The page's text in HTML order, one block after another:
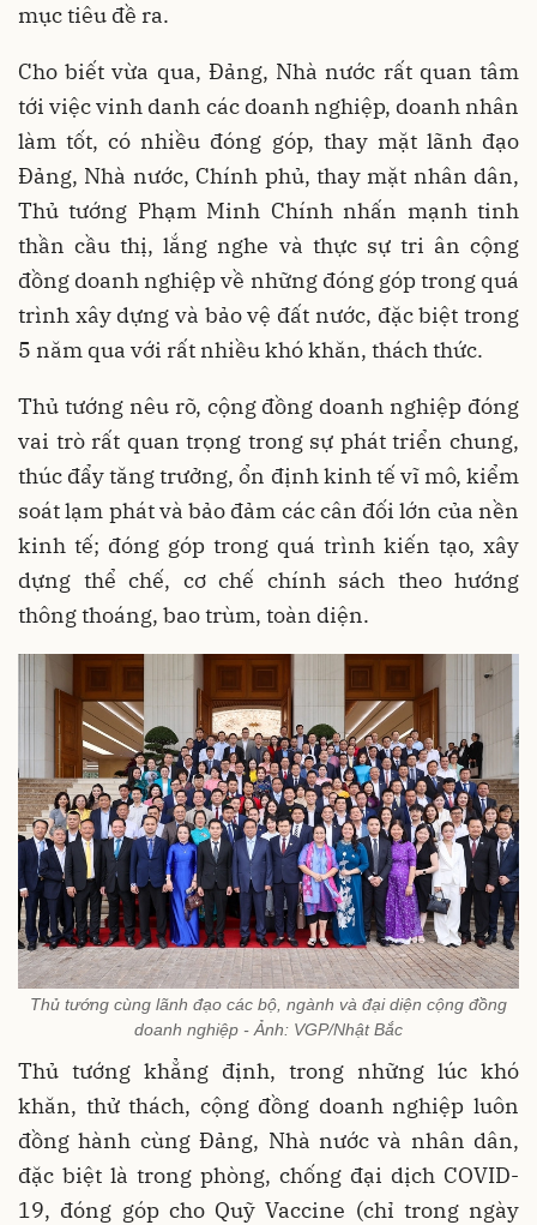
mục tiêu đề ra.
Cho biết vừa qua, Đảng, Nhà nước rất quan tâm
tới việc vinh danh các doanh nghiệp, doanh nhân
làm tốt, có nhiều đóng góp, thay mặt lãnh đạo
Đảng, Nhà nước, Chính phủ, thay mặt nhân dân,
Thủ tướng Phạm Minh Chính nhấn mạnh tinh
thần cầu thị, lắng nghe và thực sự tri ân cộng
đồng doanh nghiệp về những đóng góp trong quá
trình xây dựng và bảo vệ đất nước, đặc biệt trong
5 năm qua với rất nhiều khó khăn, thách thức.
Thủ tướng nêu rõ, cộng đồng doanh nghiệp đóng
vai trò rất quan trọng trong sự phát triển chung,
thúc đẩy tăng trưởng, ổn định kinh tế vĩ mô, kiểm
soát lạm phát và bảo đảm các cân đối lớn của nền
kinh tế; đóng góp trong quá trình kiến tạo, xây
dựng thể chế, cơ chế chính sách theo hướng
thông thoáng, bao trùm, toàn diện.
Thủ tướng cùng lãnh đạo các bộ, ngành và đại diện cộng đồng
doanh nghiệp - Ảnh: VGP/Nhật Bắc
Thủ tướng khẳng định, trong những lúc khó
khăn, thử thách, cộng đồng doanh nghiệp luôn
đồng hành cùng Đảng, Nhà nước và nhân dân,
đặc biệt là trong phòng, chống đại dịch COVID-
19, đóng góp cho Quỹ Vaccine (chỉ trong ngày